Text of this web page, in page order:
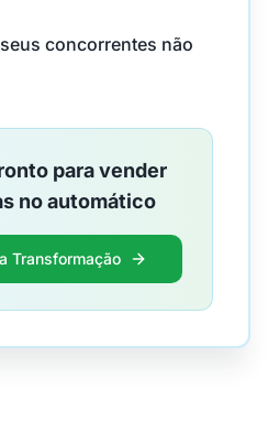
concorrentes não
para vender
no automático
Transformação